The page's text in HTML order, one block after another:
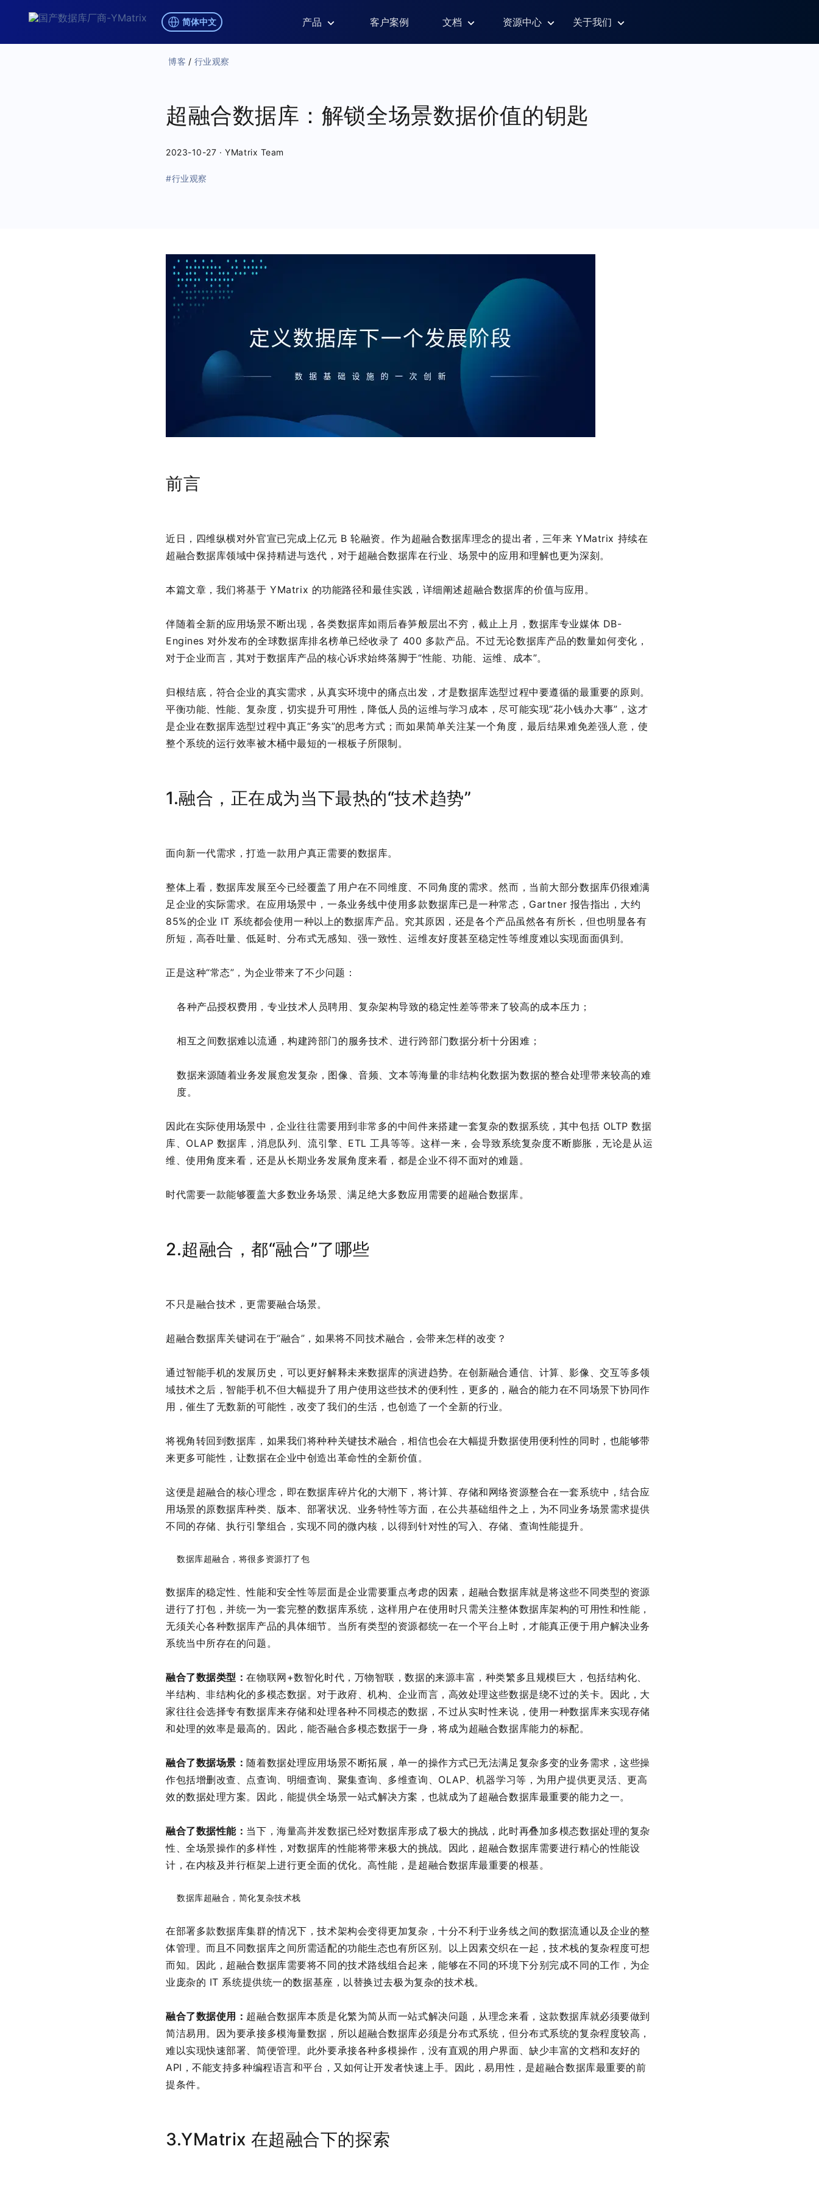
简体中文 产品 客户案例 文档 资源中心 关于我们
博客 / 行业观察
超融合数据库：解锁全场景数据价值的钥匙
2023-10-27 ·YMatrix Team
#行业观察
前言
近日，四维纵横对外官宣已完成上亿元 B 轮融资。作为超融合数据库理念的提出者，三年来 YMatrix 持续在
超融合数据库领域中保持精进与迭代，对于超融合数据库在行业、场景中的应用和理解也更为深刻。
本篇文章，我们将基于 YMatrix 的功能路径和最佳实践，详细阐述超融合数据库的价值与应用。
伴随着全新的应用场景不断出现，各类数据库如雨后春笋般层出不穷，截止上月，数据库专业媒体 DB-
Engines 对外发布的全球数据库排名榜单已经收录了 400 多款产品。不过无论数据库产品的数量如何变化，
对于企业而言，其对于数据库产品的核心诉求始终落脚于“性能、功能、运维、成本”。
归根结底，符合企业的真实需求，从真实环境中的痛点出发，才是数据库选型过程中要遵循的最重要的原则。
平衡功能、性能、复杂度，切实提升可用性，降低人员的运维与学习成本，尽可能实现“花小钱办大事”，这才
是企业在数据库选型过程中真正“务实”的思考方式；而如果简单关注某一个角度，最后结果难免差强人意，使
整个系统的运行效率被木桶中最短的一根板子所限制。
1.融合，正在成为当下最热的“技术趋势”
面向新一代需求，打造一款用户真正需要的数据库。
整体上看，数据库发展至今已经覆盖了用户在不同维度、不同角度的需求。然而，当前大部分数据库仍很难满
足企业的实际需求。在应用场景中，一条业务线中使用多款数据库已是一种常态，Gartner 报告指出，大约
85%的企业 IT 系统都会使用一种以上的数据库产品。究其原因，还是各个产品虽然各有所长，但也明显各有
所短，高吞吐量、低延时、分布式无感知、强一致性、运维友好度甚至稳定性等维度难以实现面面俱到。
正是这种“常态”，为企业带来了不少问题：
各种产品授权费用，专业技术人员聘用、复杂架构导致的稳定性差等带来了较高的成本压力；
相互之间数据难以流通，构建跨部门的服务技术、进行跨部门数据分析十分困难；
数据来源随着业务发展愈发复杂，图像、音频、文本等海量的非结构化数据为数据的整合处理带来较高的难
度。
因此在实际使用场景中，企业往往需要用到非常多的中间件来搭建一套复杂的数据系统，其中包括 OLTP 数据
库、OLAP 数据库，消息队列、流引擎、ETL 工具等等。这样一来，会导致系统复杂度不断膨胀，无论是从运
维、使用角度来看，还是从长期业务发展角度来看，都是企业不得不面对的难题。
时代需要一款能够覆盖大多数业务场景、满足绝大多数应用需要的超融合数据库。
2.超融合，都“融合”了哪些
不只是融合技术，更需要融合场景。
超融合数据库关键词在于“融合”，如果将不同技术融合，会带来怎样的改变？
通过智能手机的发展历史，可以更好解释未来数据库的演进趋势。在创新融合通信、计算、影像、交互等多领
域技术之后，智能手机不但大幅提升了用户使用这些技术的便利性，更多的，融合的能力在不同场景下协同作
用，催生了无数新的可能性，改变了我们的生活，也创造了一个全新的行业。
将视角转回到数据库，如果我们将种种关键技术融合，相信也会在大幅提升数据使用便利性的同时，也能够带
来更多可能性，让数据在企业中创造出革命性的全新价值。
这便是超融合的核心理念，即在数据库碎片化的大潮下，将计算、存储和网络资源整合在一套系统中，结合应
用场景的原数据库种类、版本、部署状况、业务特性等方面，在公共基础组件之上，为不同业务场景需求提供
不同的存储、执行引擎组合，实现不同的微内核，以得到针对性的写入、存储、查询性能提升。
数据库超融合，将很多资源打了包
数据库的稳定性、性能和安全性等层面是企业需要重点考虑的因素，超融合数据库就是将这些不同类型的资源
进行了打包，并统一为一套完整的数据库系统，这样用户在使用时只需关注整体数据库架构的可用性和性能，
无须关心各种数据库产品的具体细节。当所有类型的资源都统一在一个平台上时，才能真正便于用户解决业务
系统当中所存在的问题。
融合了数据类型：在物联网+数智化时代，万物智联，数据的来源丰富，种类繁多且规模巨大，包括结构化、
半结构、非结构化的多模态数据。对于政府、机构、企业而言，高效处理这些数据是绕不过的关卡。因此，大
家往往会选择专有数据库来存储和处理各种不同模态的数据，不过从实时性来说，使用一种数据库来实现存储
和处理的效率是最高的。因此，能否融合多模态数据于一身，将成为超融合数据库能力的标配。
融合了数据场景：随着数据处理应用场景不断拓展，单一的操作方式已无法满足复杂多变的业务需求，这些操
作包括增删改查、点查询、明细查询、聚集查询、多维查询、OLAP、机器学习等，为用户提供更灵活、更高
效的数据处理方案。因此，能提供全场景一站式解决方案，也就成为了超融合数据库最重要的能力之一。
融合了数据性能： 当下，海量高并发数据已经对数据库形成了极大的挑战，此时再叠加多模态数据处理的复杂
性、全场景操作的多样性，对数据库的性能将带来极大的挑战。因此，超融合数据库需要进行精心的性能设
计，在内核及并行框架上进行更全面的优化。高性能，是超融合数据库最重要的根基。
数据库超融合，简化复杂技术栈
在部署多款数据库集群的情况下，技术架构会变得更加复杂，十分不利于业务线之间的数据流通以及企业的整
体管理。而且不同数据库之间所需适配的功能生态也有所区别。以上因素交织在一起，技术栈的复杂程度可想
而知。因此，超融合数据库需要将不同的技术路线组合起来，能够在不同的环境下分别完成不同的工作，为企
业庞杂的 IT 系统提供统一的数据基座，以替换过去极为复杂的技术栈。
融合了数据使用： 超融合数据库本质是化繁为简从而一站式解决问题，从理念来看，这款数据库就必须要做到
简洁易用。因为要承接多模海量数据，所以超融合数据库必须是分布式系统，但分布式系统的复杂程度较高，
难以实现快速部署、简便管理。此外要承接各种多模操作，没有直观的用户界面、缺少丰富的文档和友好的
API，不能支持多种编程语言和平台，又如何让开发者快速上手。因此，易用性，是超融合数据库最重要的前
提条件。
3.YMatrix 在超融合下的探索